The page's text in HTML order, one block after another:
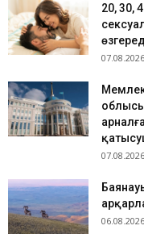
​20, 30,